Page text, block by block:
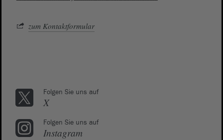
zum Kontaktformular
Folgen Sie uns auf
X
Folgen Sie uns auf
Instagram